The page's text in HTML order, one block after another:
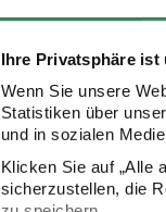
Ihre Privatsphäre
Wenn Sie unsere
Statistiken über
und in sozialen
Klicken Sie auf „Alle
sicherzustellen, die